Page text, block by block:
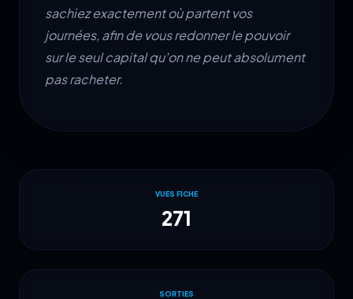
sachiez exactement où partent vos
journées, afin de vous redonner le pouvoir
sur le seul capital qu'on ne peut absolument
pas racheter.
VUES FICHE
271
SORTIES